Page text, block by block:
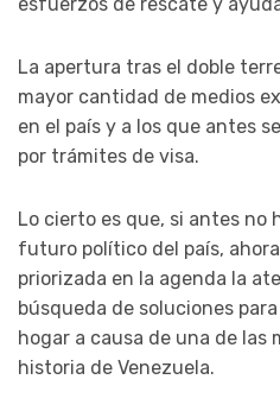
La apertura tras el doble
mayor cantidad de medios
en el país y a los que antes
por trámites de visa.
Lo cierto es que, si antes no
futuro político del país,
priorizada en la agenda la
búsqueda de soluciones
hogar a causa de una de las
historia de Venezuela.